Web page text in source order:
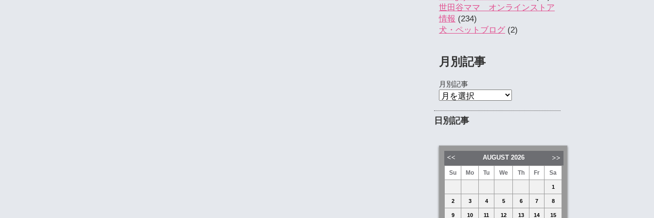
世田谷ママ オンラインストア
情報 (234)
犬・ペットブログ (2)
月別記事
月別記事
日別記事
AUGUST 2026
Su Mo Tu We Th Fr Sa
1
2 3 4 5 6 7 8
9 10 11 12 13 14 15